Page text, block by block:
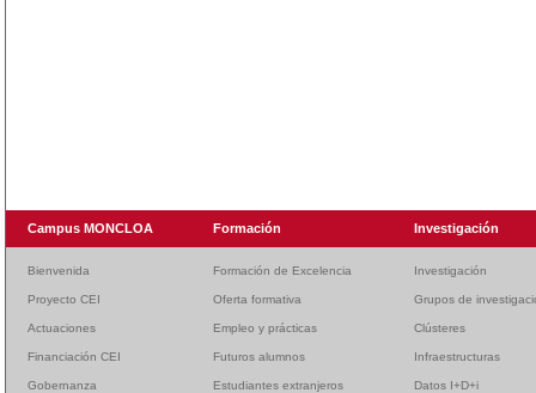
Campus MONCLOA Formación Investigación
Bienvenida Formación de Excelencia Investigación
Proyecto CEI Oferta formativa Grupos de
Actuaciones Empleo y prácticas Clústeres
Financiación CEI Futuros alumnos Infraestructuras
Gobernanza Estudiantes extranjeros Datos I+D+i